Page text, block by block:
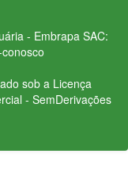
- Embrapa SAC:
sob a Licença
- SemDerivações